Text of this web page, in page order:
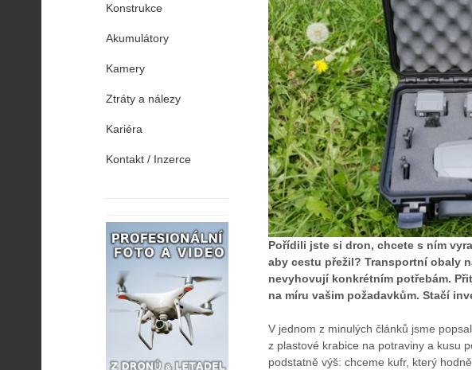
Pořídili jste si dron, chcete s ním
aby cestu přežil? Transportní obaly
nevyhovují konkrétním potřebám.
na míru vašim požadavkům. Stačí
V jednom z minulých článků jsme
z plastové krabice na potraviny a kusu
podstatně výš: chceme kufr, který
Konstrukce
Akumulátory
Kamery
Ztráty a nálezy
Kariéra
Kontakt / Inzerce